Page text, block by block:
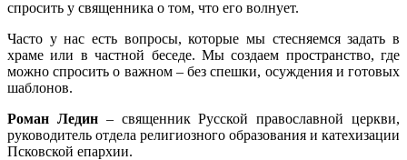
спросить у священника о том, что его волнует.
Часто у нас есть вопросы, которые мы стесняемся задать в
храме или в частной беседе. Мы создаем пространство, где
можно спросить о важном – без спешки, осуждения и готовых
шаблонов.
Роман Ледин– священник Русской православной церкви,
руководитель отдела религиозного образования и катехизации
Псковской епархии.